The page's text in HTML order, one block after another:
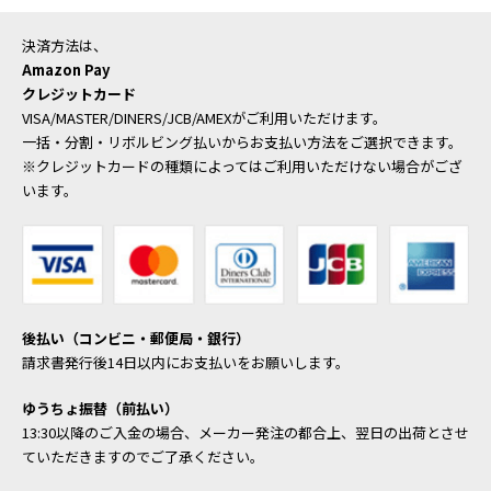
決済方法は、
Amazon Pay
クレジットカード
VISA/MASTER/DINERS/JCB/AMEXがご利用いただけます。
一括・分割・リボルビング払いからお支払い方法をご選択できます。
※クレジットカードの種類によってはご利用いただけない場合がござ
います。
後払い（コンビニ・郵便局・銀行）
請求書発行後14日以内にお支払いをお願いします。
ゆうちょ振替（前払い）
13:30以降のご入金の場合、メーカー発注の都合上、翌日の出荷とさせ
ていただきますのでご了承ください。